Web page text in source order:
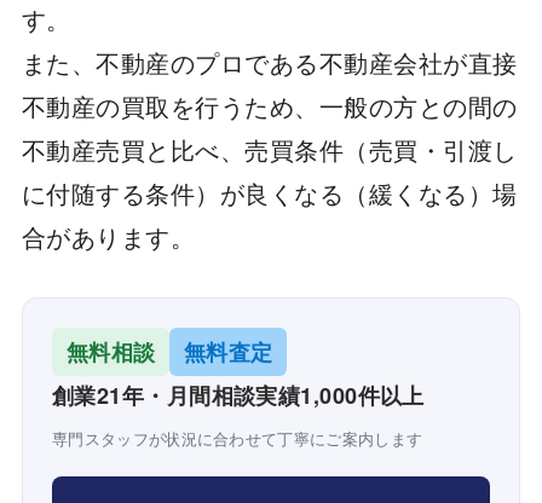
す。
また、不動産のプロである不動産会社が直接
不動産の買取を行うため、一般の方との間の
不動産売買と比べ、売買条件（売買・引渡し
に付随する条件）が良くなる（緩くなる）場
合があります。
無料相談
無料査定
創業21年・月間相談実績1,000件以上
専門スタッフが状況に合わせて丁寧にご案内します